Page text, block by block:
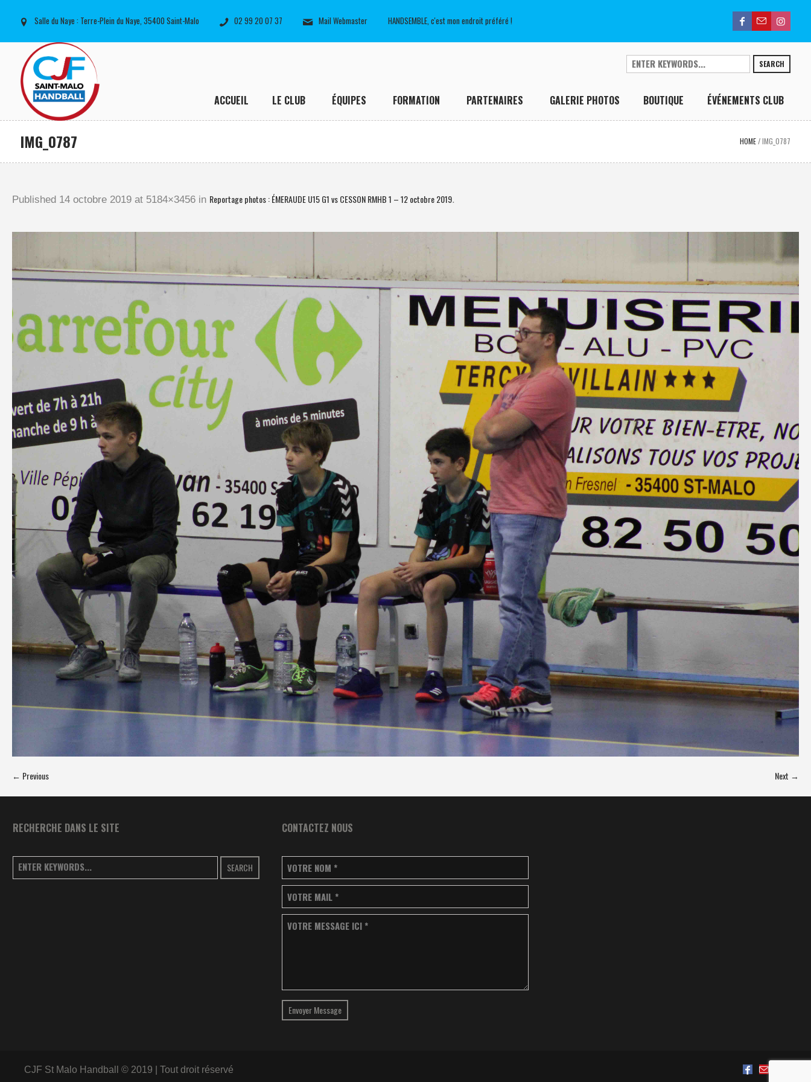
Salle du Naye : Terre-Plein du Naye, 35400 Saint-Malo 02 99 20 07 37 Mail Webmaster HANDSEMBLE, c'est mon endroit préféré !
SEARCH
ACCUEIL LE CLUB ÉQUIPES FORMATION PARTENAIRES GALERIE PHOTOS BOUTIQUE ÉVÉNEMENTS CLUB
IMG_0787 HOME /IMG_0787
Published 14 octobre 2019 at 5184×3456 in Reportage photos : ÉMERAUDE U15 G1 vs CESSON RMHB 1 – 12 octobre 2019.
← Previous Next →
RECHERCHE DANS LE SITE
SEARCH
CONTACTEZ NOUS
VOTRE NOM *
VOTRE MAIL *
VOTRE MESSAGE ICI *
Envoyer Message
CJF St Malo Handball © 2019 | Tout droit réservé